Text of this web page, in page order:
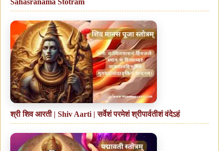
Sahasranama Stotram
श्री शिव आरती | Shiv Aarti | सर्वेशं परमेशं श्रीपार्वतीशं वंदेऽहं